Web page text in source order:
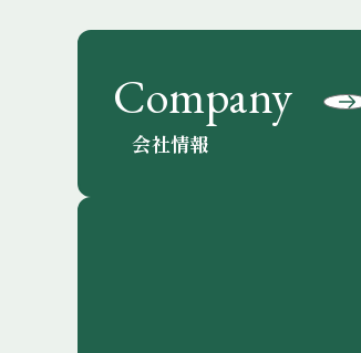
Company
会社情報